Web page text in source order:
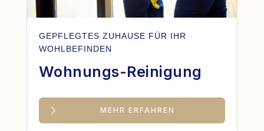
GEPFLEGTES ZUHAUSE FÜR IHR
WOHLBEFINDEN
Wohnungs-Reinigung
MEHR ERFAHREN